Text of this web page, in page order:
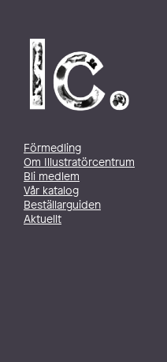
Förmedling
Om Illustratörcentrum
Bli medlem
Vår katalog
Beställarguiden
Aktuellt